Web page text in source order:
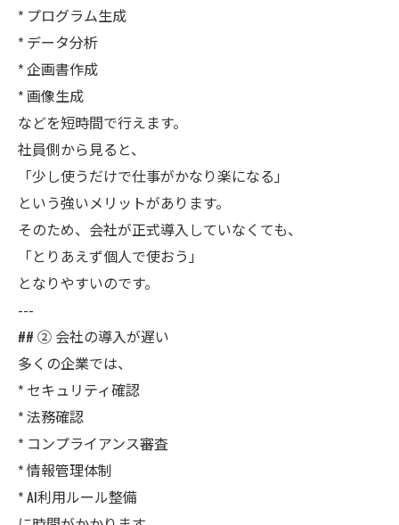
* プログラム生成
* データ分析
* 企画書作成
* 画像生成
などを短時間で行えます。
社員側から見ると、
「少し使うだけで仕事がかなり楽になる」
という強いメリットがあります。
そのため、会社が正式導入していなくても、
「とりあえず個人で使おう」
となりやすいのです。
---
## ② 会社の導入が遅い
多くの企業では、
* セキュリティ確認
* 法務確認
* コンプライアンス審査
* 情報管理体制
* AI利用ルール整備